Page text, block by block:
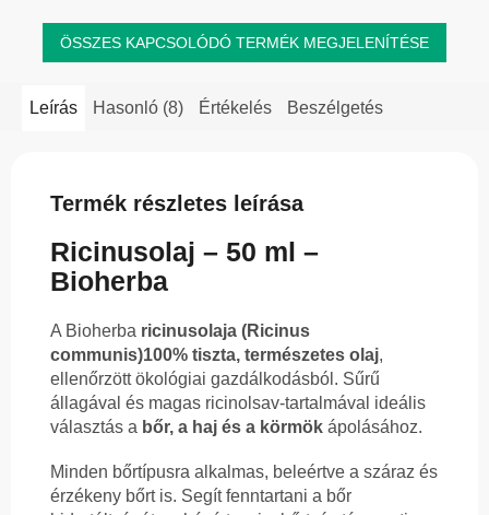
ÖSSZES KAPCSOLÓDÓ TERMÉK MEGJELENÍTÉSE
Leírás Hasonló (8) Értékelés Beszélgetés
Termék részletes leírása
Ricinusolaj – 50 ml –
Bioherba
A Bioherba ricinusolaja (Ricinus
communis)100% tiszta, természetes olaj,
ellenőrzött ökológiai gazdálkodásból. Sűrű
állagával és magas ricinolsav-tartalmával ideális
választás a bőr, a haj és a körmök ápolásához.
Minden bőrtípusra alkalmas, beleértve a száraz és
érzékeny bőrt is. Segít fenntartani a bőr